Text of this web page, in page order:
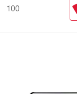
100